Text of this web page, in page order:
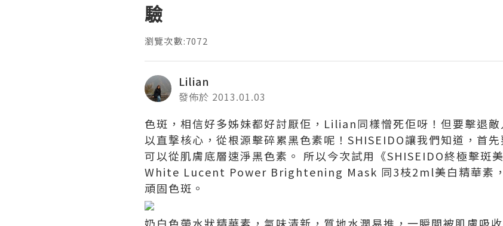
驗
瀏覽次數:7072
Lilian
發佈於 2013.01.03
色斑，相信好多姊妹都好討厭佢，Lilian同樣憎死佢呀！但要擊退
以直撃核心，從根源擊碎累黑色素呢！SHISEIDO讓我們知道，首
可以從肌膚底層速淨黑色素。 所以今次試用《SHISEIDO終極擊斑
White Lucent Power Brightening Mask 同3枝2ml美白精華素，
頑固色斑。